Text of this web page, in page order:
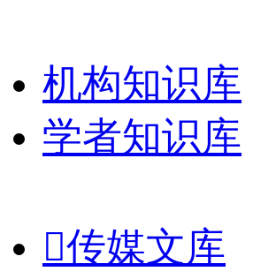
机构知识库
学者知识库
传媒文库